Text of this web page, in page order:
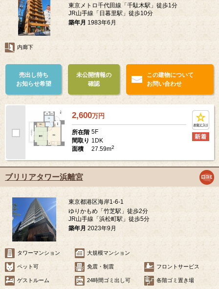
東京メトロ千代田線「千駄木駅」徒歩1分
JR山手線「日暮里駅」徒歩10分
築年月 1983年6月
内廊下
売出し待ち
お知らせ希望
未公開情報の
確認
この建物について
お問い合わせ
2,600万円
所在階 5F
間取り 1DK
面積
27.59m2
ブリリアタワー浜離宮
東京都港区海岸1-6-1
ゆりかもめ「竹芝駅」徒歩2分
JR山手線「浜松町駅」徒歩5分
築年月 2023年9月
タワーマンション 大規模マンション
ペット可 免震・制震 フロントサービス
ゲストルーム 24時間ゴミ出し可 各階ゴミ置き場